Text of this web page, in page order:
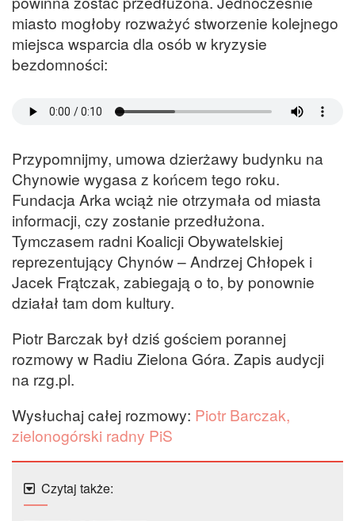
miasto mogłoby rozważyć stworzenie kolejnego
miejsca wsparcia dla osób w kryzysie
bezdomności:
Przypomnijmy, umowa dzierżawy budynku na
Chynowie wygasa z końcem tego roku.
Fundacja Arka wciąż nie otrzymała od miasta
informacji, czy zostanie przedłużona.
Tymczasem radni Koalicji Obywatelskiej
reprezentujący Chynów – Andrzej Chłopek i
Jacek Frątczak, zabiegają o to, by ponownie
działał tam dom kultury.
Piotr Barczak był dziś gościem porannej
rozmowy w Radiu Zielona Góra. Zapis audycji
na rzg.pl.
Wysłuchaj całej rozmowy: Piotr Barczak,
zielonogórski radny PiS
Czytaj także: